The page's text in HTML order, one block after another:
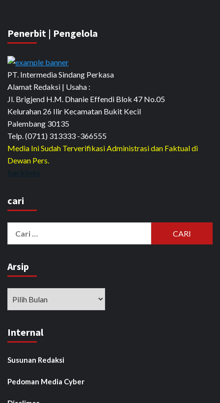
Penerbit | Pengelola
PT. Intermedia Sindang Perkasa
Alamat Redaksi | Usaha :
Jl. Brigjend H.M. Dhanie Effendi Blok 47 No.05
Kelurahan 26 Ilir Kecamatan Bukit Kecil
Palembang 30135
Telp. (0711) 313333 -366555
Media Ini Sudah Terverifikasi Administrasi dan Faktual di
Dewan Pers.
backlinks
cari
Arsip
Internal
Susunan Redaksi
Pedoman Media Cyber